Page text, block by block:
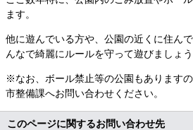
ます。
他に遊んでいる方や、公園の近くに住ん
んなで綺麗にルールを守って遊びましょう
※なお、ボール禁止等の公園もあります
市整備課へお問い合わせください。
このページに関するお問い合わせ先